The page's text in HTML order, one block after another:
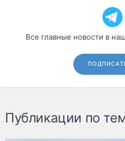
Все главные новости в
Публикации по